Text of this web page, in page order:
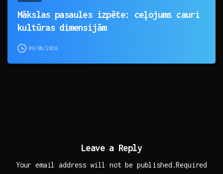
Mākslas pasaules izpēte: ceļojums cauri
kultūras dimensijām
09/08/2026
Leave a Reply
Your email address will not be published.Required